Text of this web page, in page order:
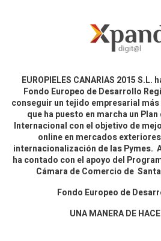
EUROPIELES CANARIAS 2015
Fondo Europeo de Desarrollo
conseguir un tejido empresarial
que ha puesto en marcha un
Internacional con el objetivo de
online en mercados
internacionalización de las Pymes.
ha contado con el apoyo del
Cámara de Comercio de
Fondo Europeo de
UNA MANERA DE